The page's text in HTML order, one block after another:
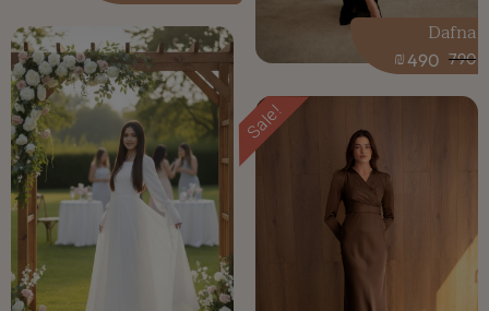
790
490
₪
Dafna
Sale!